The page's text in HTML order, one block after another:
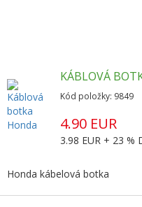
KÁBLOVÁ
Kód položky: 9849
4.90 EUR
3.98 EUR + 23 %
Honda kábelová botka